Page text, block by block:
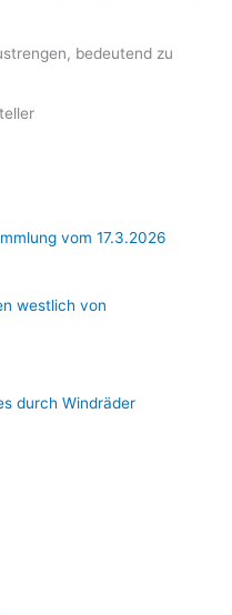
bedeutend zu
vom 17.3.2026
westlich von
durch Windräder